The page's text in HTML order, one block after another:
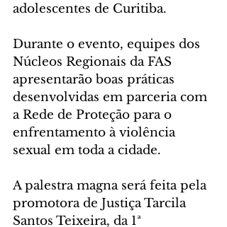
adolescentes de Curitiba.
Durante o evento, equipes dos
Núcleos Regionais da FAS
apresentarão boas práticas
desenvolvidas em parceria com
a Rede de Proteção para o
enfrentamento à violência
sexual em toda a cidade.
A palestra magna será feita pela
promotora de Justiça Tarcila
Santos Teixeira, da 1ª